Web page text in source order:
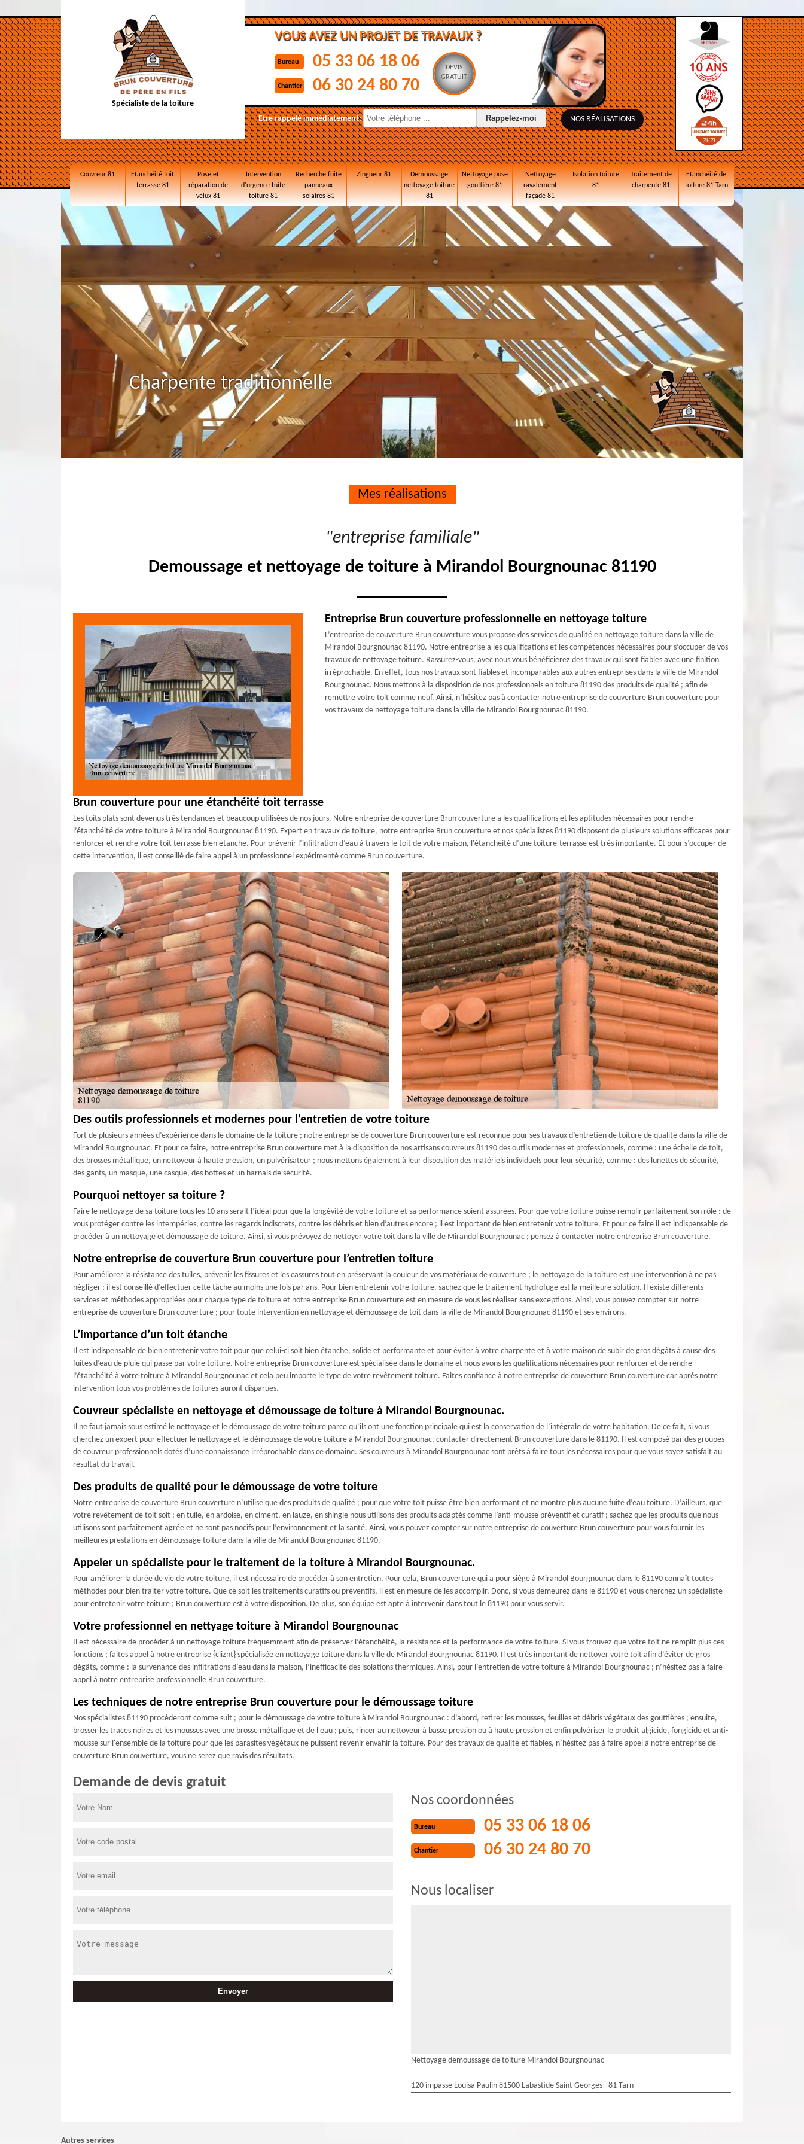
Spécialiste de la toiture
VOUS AVEZ UN PROJET DE TRAVAUX ?
Bureau 05 33 06 18 06
Chantier 06 30 24 80 70
DEVIS
GRATUIT
Etre rappelé immédiatement: NOS RÉALISATIONS
Couvreur 81
Etanchéité toit
terrasse 81
Pose et
réparation de
velux 81
Intervention
d'urgence fuite
toiture 81
Recherche fuite
panneaux
solaires 81
Zingueur 81
Demoussage
nettoyage toiture
81
Nettoyage pose
gouttière 81
Nettoyage
ravalement
façade 81
Isolation toiture
81
Traitement de
charpente 81
Etanchéité de
toiture 81 Tarn
Charpente traditionnelle
Mes réalisations
"entreprise familiale"
Demoussage et nettoyage de toiture à Mirandol Bourgnounac 81190
Entreprise Brun couverture professionnelle en nettoyage toiture
L’entreprise de couverture Brun couverture vous propose des services de qualité en nettoyage toiture dans la ville de
Mirandol Bourgnounac 81190. Notre entreprise a les qualifications et les compétences nécessaires pour s’occuper de vos
travaux de nettoyage toiture. Rassurez-vous, avec nous vous bénéficierez des travaux qui sont fiables avec une finition
irréprochable. En effet, tous nos travaux sont fiables et incomparables aux autres entreprises dans la ville de Mirandol
Bourgnounac. Nous mettons à la disposition de nos professionnels en toiture 81190 des produits de qualité ; afin de
remettre votre toit comme neuf. Ainsi, n’hésitez pas à contacter notre entreprise de couverture Brun couverture pour
vos travaux de nettoyage toiture dans la ville de Mirandol Bourgnounac 81190.
Brun couverture pour une étanchéité toit terrasse
Les toits plats sont devenus très tendances et beaucoup utilisées de nos jours. Notre entreprise de couverture Brun couverture a les qualifications et les aptitudes nécessaires pour rendre
l’étanchéité de votre toiture à Mirandol Bourgnounac 81190. Expert en travaux de toiture, notre entreprise Brun couverture et nos spécialistes 81190 disposent de plusieurs solutions efficaces pour
renforcer et rendre votre toit terrasse bien étanche. Pour prévenir l’infiltration d’eau à travers le toit de votre maison, l'étanchéité d’une toiture-terrasse est très importante. Et pour s’occuper de
cette intervention, il est conseillé de faire appel à un professionnel expérimenté comme Brun couverture.
Des outils professionnels et modernes pour l’entretien de votre toiture
Fort de plusieurs années d’expérience dans le domaine de la toiture ; notre entreprise de couverture Brun couverture est reconnue pour ses travaux d’entretien de toiture de qualité dans la ville de
Mirandol Bourgnounac. Et pour ce faire, notre entreprise Brun couverture met à la disposition de nos artisans couvreurs 81190 des outils modernes et professionnels, comme : une échelle de toit,
des brosses métallique, un nettoyeur à haute pression, un pulvérisateur ; nous mettons également à leur disposition des matériels individuels pour leur sécurité, comme : des lunettes de sécurité,
des gants, un masque, une casque, des bottes et un harnais de sécurité.
Pourquoi nettoyer sa toiture ?
Faire le nettoyage de sa toiture tous les 10 ans serait l’idéal pour que la longévité de votre toiture et sa performance soient assurées. Pour que votre toiture puisse remplir parfaitement son rôle : de
vous protéger contre les intempéries, contre les regards indiscrets, contre les débris et bien d’autres encore ; il est important de bien entretenir votre toiture. Et pour ce faire il est indispensable de
procéder à un nettoyage et démoussage de toiture. Ainsi, si vous prévoyez de nettoyer votre toit dans la ville de Mirandol Bourgnounac ; pensez à contacter notre entreprise Brun couverture.
Notre entreprise de couverture Brun couverture pour l’entretien toiture
Pour améliorer la résistance des tuiles, prévenir les fissures et les cassures tout en préservant la couleur de vos matériaux de couverture ; le nettoyage de la toiture est une intervention à ne pas
négliger ; il est conseillé d’effectuer cette tâche au moins une fois par ans. Pour bien entretenir votre toiture, sachez que le traitement hydrofuge est la meilleure solution. Il existe différents
services et méthodes appropriées pour chaque type de toiture et notre entreprise Brun couverture est en mesure de vous les réaliser sans exceptions. Ainsi, vous pouvez compter sur notre
entreprise de couverture Brun couverture ; pour toute intervention en nettoyage et démoussage de toit dans la ville de Mirandol Bourgnounac 81190 et ses environs.
L’importance d’un toit étanche
Il est indispensable de bien entretenir votre toit pour que celui-ci soit bien étanche, solide et performante et pour éviter à votre charpente et à votre maison de subir de gros dégâts à cause des
fuites d’eau de pluie qui passe par votre toiture. Notre entreprise Brun couverture est spécialisée dans le domaine et nous avons les qualifications nécessaires pour renforcer et de rendre
l’étanchéité à votre toiture à Mirandol Bourgnounac et cela peu importe le type de votre revêtement toiture. Faites confiance à notre entreprise de couverture Brun couverture car après notre
intervention tous vos problèmes de toitures auront disparues.
Couvreur spécialiste en nettoyage et démoussage de toiture à Mirandol Bourgnounac.
Il ne faut jamais sous estimé le nettoyage et le démoussage de votre toiture parce qu’ils ont une fonction principale qui est la conservation de l’intégrale de votre habitation. De ce fait, si vous
cherchez un expert pour effectuer le nettoyage et le démoussage de votre toiture à Mirandol Bourgnounac, contacter directement Brun couverture dans le 81190. Il est composé par des groupes
de couvreur professionnels dotés d’une connaissance irréprochable dans ce domaine. Ses couvreurs à Mirandol Bourgnounac sont prêts à faire tous les nécessaires pour que vous soyez satisfait au
résultat du travail.
Des produits de qualité pour le démoussage de votre toiture
Notre entreprise de couverture Brun couverture n’utilise que des produits de qualité ; pour que votre toit puisse être bien performant et ne montre plus aucune fuite d’eau toiture. D’ailleurs, que
votre revêtement de toit soit : en tuile, en ardoise, en ciment, en lauze, en shingle nous utilisons des produits adaptés comme l’anti-mousse préventif et curatif ; sachez que les produits que nous
utilisons sont parfaitement agrée et ne sont pas nocifs pour l’environnement et la santé. Ainsi, vous pouvez compter sur notre entreprise de couverture Brun couverture pour vous fournir les
meilleures prestations en démoussage toiture dans la ville de Mirandol Bourgnounac 81190.
Appeler un spécialiste pour le traitement de la toiture à Mirandol Bourgnounac.
Pour améliorer la durée de vie de votre toiture, il est nécessaire de procéder à son entretien. Pour cela, Brun couverture qui a pour siège à Mirandol Bourgnounac dans le 81190 connaît toutes
méthodes pour bien traiter votre toiture. Que ce soit les traitements curatifs ou préventifs, il est en mesure de les accomplir. Donc, si vous demeurez dans le 81190 et vous cherchez un spécialiste
pour entretenir votre toiture ; Brun couverture est à votre disposition. De plus, son équipe est apte à intervenir dans tout le 81190 pour vous servir.
Votre professionnel en nettyage toiture à Mirandol Bourgnounac
Il est nécessaire de procéder à un nettoyage toiture fréquemment afin de préserver l’étanchéité, la résistance et la performance de votre toiture. Si vous trouvez que votre toit ne remplit plus ces
fonctions ; faites appel à notre entreprise {cliznt} spécialisée en nettoyage toiture dans la ville de Mirandol Bourgnounac 81190. Il est très important de nettoyer votre toit afin d’éviter de gros
dégâts, comme : la survenance des infiltrations d’eau dans la maison, l’inefficacité des isolations thermiques. Ainsi, pour l’entretien de votre toiture à Mirandol Bourgnounac ; n’hésitez pas à faire
appel à notre entreprise professionnelle Brun couverture.
Les techniques de notre entreprise Brun couverture pour le démoussage toiture
Nos spécialistes 81190 procèderont comme suit ; pour le démoussage de votre toiture à Mirandol Bourgnounac : d’abord, retirer les mousses, feuilles et débris végétaux des gouttières ; ensuite,
brosser les traces noires et les mousses avec une brosse métallique et de l'eau ; puis, rincer au nettoyeur à basse pression ou à haute pression et enfin pulvériser le produit algicide, fongicide et anti-
mousse sur l'ensemble de la toiture pour que les parasites végétaux ne puissent revenir envahir la toiture. Pour des travaux de qualité et fiables, n’hésitez pas à faire appel à notre entreprise de
couverture Brun couverture, vous ne serez que ravis des résultats.
Demande de devis gratuit
Nos coordonnées
Bureau 05 33 06 18 06
Chantier 06 30 24 80 70
Nous localiser
Nettoyage demoussage de toiture Mirandol Bourgnounac
120 impasse Louisa Paulin 81500 Labastide Saint Georges - 81 Tarn
Autres services